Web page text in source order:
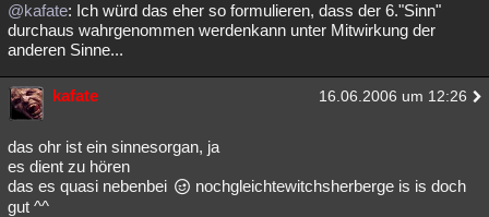
@kafate: Ich würd das eher so formulieren, dass der 6."Sinn"
durchaus wahrgenommen werdenkann unter Mitwirkung der
anderen Sinne...
kafate 16.06.2006 um 12:26
das ohr ist ein sinnesorgan, ja
es dient zu hören
das es quasi nebenbei
nochgleichtewitchsherberge is is doch
gut ^^